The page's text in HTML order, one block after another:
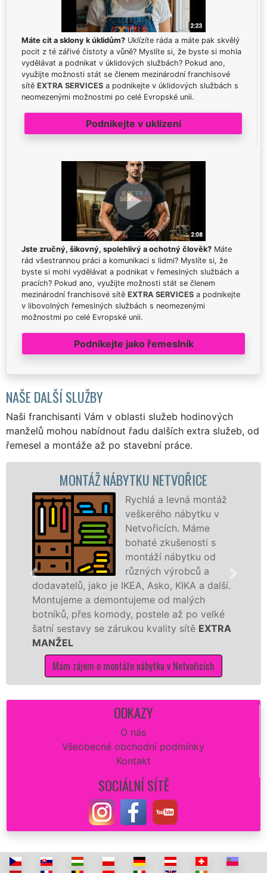
Máte cit a sklony k úklidům? Uklízíte ráda a máte pak skvělý
pocit z té zářivé čistoty a vůně? Myslíte si, že byste si mohla
vydělávat a podnikat v úklidových službách? Pokud ano,
využijte možnosti stát se členem mezinárodní franchisové
sítě EXTRA SERVICES a podnikejte v úklidových službách s
neomezenými možnostmi po celé Evropské unii.
Podnikejte v uklízení
Jste zručný, šikovný, spolehlivý a ochotný člověk? Máte
rád všestrannou práci a komunikaci s lidmi? Myslíte si, že
byste si mohl vydělávat a podnikat v řemeslných službách a
pracích? Pokud ano, využijte možnosti stát se členem
mezinárodní franchisové sítě EXTRA SERVICES a podnikejte
v libovolných řemeslných službách s neomezenými
možnostmi po celé Evropské unii.
Podnikejte jako řemeslník
NAŠE DALŠÍ SLUŽBY
Naši franchisanti Vám v oblasti služeb hodinových
manželů mohou nabídnout řadu dalších extra služeb, od
řemesel a montáže až po stavební práce.
MONTÁŽ NÁBYTKU NETVOŘICE
Rychlá a levná montáž
veškerého nábytku v
Netvořicích. Máme
bohaté zkušenosti s
montáží nábytku od
různých výrobců a
jako je IKEA, Asko, KIKA a další.
a demontujeme od malých
přes komody, postele až po velké
sestavy se zárukou kvality sítěEXTRA
Mám zájem o montáže nábytku v Netvořicích
ODKAZY
O nás
Všeobecné obchodní podmínky
Kontakt
SOCIÁLNÍ SÍTĚ